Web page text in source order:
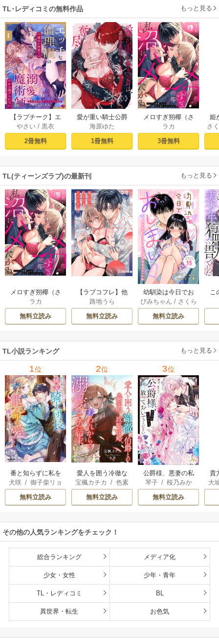
TL･レディコミの無料作品 もっと見る
【ラブチーク】エ
ッチな倫理観の壊
れた世界で溺愛魔
術師から逃げられ
嬢フィリエラの困
惑～ act.1
やさい /黒衣
2冊無料
愛が重い騎士公爵
は、追放令嬢のす
べてを奪い尽くし
たい。【コミック
下ろし漫画付き】 1
海原ゆた
1冊無料
メロすぎ朔椰（さ
くや）くんは私を
沼にハメたがる。 1
ラカ
3冊無料
姫
さ
TL(ティーンズラブ)の最新刊 もっと見る
メロすぎ朔椰（さ
くや）くんは私を
沼にハメたがる。 1
2巻
ラカ
無料立読み
【ラブコフレ】他
の男に抱かれるく
らいなら －幼馴染
のこじらせ愛－ 8巻
路地うら
無料立読み
幼馴染は今日でお
しまい 関係激変。
仲良し男子が溺愛
彼氏になった夜 15
ぴみちゃん / さくら
蒼
無料立読み
こ
TL小説ランキング もっと見る
1位
番と知らずに私を
買った純愛こじら
せ騎士団長に運命
の愛を捧げられま
犬咲 /御子柴リョ
ウ
無料立読み
2位
愛人を囲う冷徹な
伯爵との典型的な
政略結婚、そして
嫌われからの溺
【シーモア限定特
典SS付】
宝楓カチカ /色素
無料立読み
3位
公爵様、悪妻の私
はもう放っておい
てください
琴子/ 桜乃みか
無料立読み
貴
大
その他の人気ランキングをチェック！
総合ランキング メディア化
少女・女性 少年・青年
TL・レディコミ BL
異世界・転生 お色気